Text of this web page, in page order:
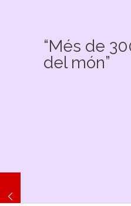
“Més de
del món”